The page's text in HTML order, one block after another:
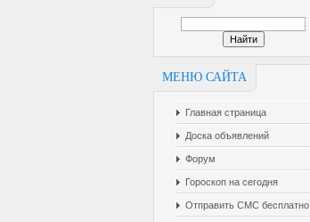
МЕНЮ САЙТА
Главная страница
Доска объявлений
Форум
Гороскоп на сегодня
Отправить СМС бесплатно